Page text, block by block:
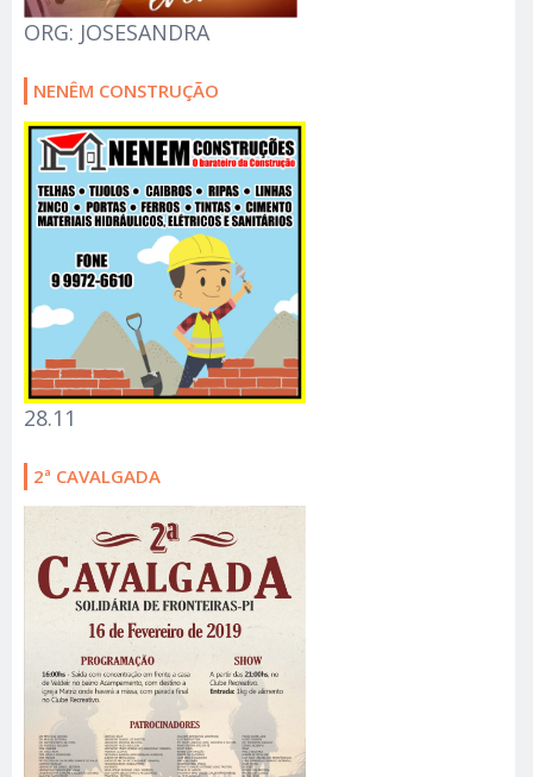
ORG: JOSESANDRA
NENÊM CONSTRUÇÃO
28.11
2ª CAVALGADA